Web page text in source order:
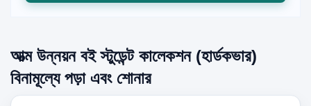
আত্ম উন্নয়ন বই স্টুডেন্ট কালেকশন (হার্ডকভার)
বিনামূল্যে পড়া এবং শোনার